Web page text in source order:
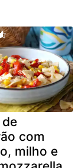
de
com
milho e